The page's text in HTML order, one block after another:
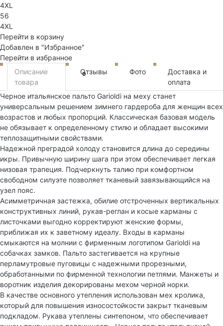
4XL
56
4XL
Перейти в корзину
Добавлен в "Избранное"
Перейти в избранное
Описание
товара
Отзывы
0 Фото
Доставка и
оплата
Черное итальянское пальто Garioldi на меху станет
универсальным решением зимнего гардероба для женщин всех
возрастов и любых пропорций. Классическая базовая модель
не обязывает к определенному стилю и обладает высокими
теплозащитными свойствами.
Надежной преградой холоду становится длина до середины
икры. Привычную ширину шага при этом обеспечивает легкая
низовая трапеция. Подчеркнуть талию при комфортном
свободном силуэте позволяет тканевый завязывающийся на
узел пояс.
Асимметричная застежка, обилие отстроченных вертикальных
конструктивных линий, рукав-реглан и косые карманы с
листочками выгодно корректируют женские формы,
приближая их к заветному идеалу. Входы в карманы
смыкаются на молнии с фирменным логотипом Garioldi на
собачках замков. Пальто застегивается на крупные
перламутровые пуговицы с надежными прорезными,
обработанными по фирменной технологии петлями. Манжеты и
воротник изделия декорированы мехом черной норки.
В качестве основного утепления использован мех кролика,
который для повышения износостойкости закрыт тканевым
подкладом. Рукава утеплены синтепоном, что обеспечивает